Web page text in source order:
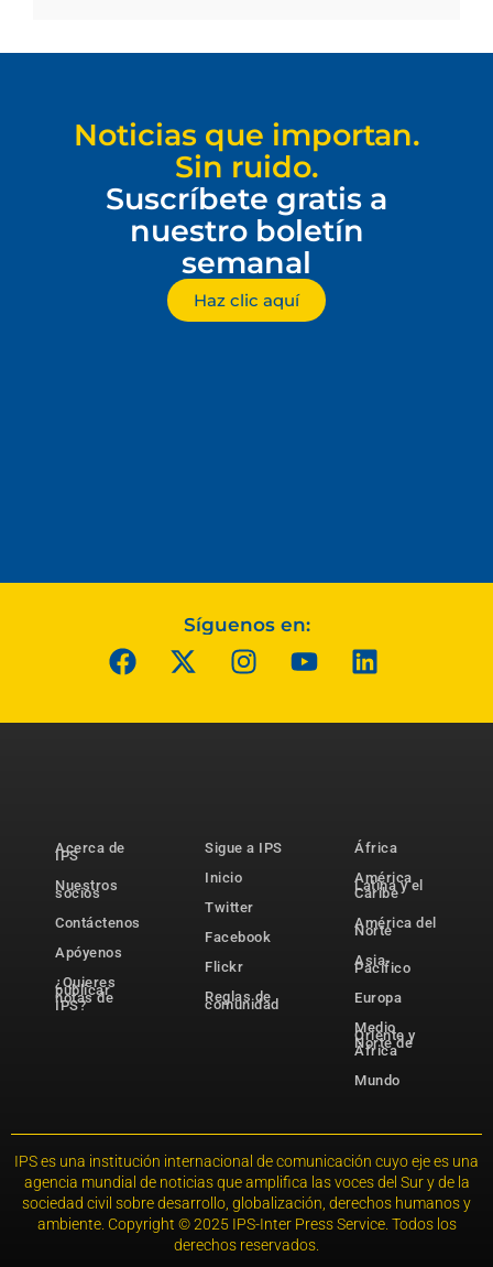
Noticias que importan.
Sin ruido.
Suscríbete gratis a
nuestro boletín
semanal
Haz clic aquí
Síguenos en:
Acerca de
IPS
Nuestros
socios
Contáctenos
Apóyenos
¿Quieres
publicar
notas de
IPS?
Sigue a IPS
Inicio
Twitter
Facebook
Flickr
Reglas de
comunidad
África
América
Latina y el
Caribe
América del
Norte
Asia-
Pacífico
Europa
Medio
Oriente y
Norte de
África
Mundo
IPS es una institución internacional de comunicación cuyo eje es una
agencia mundial de noticias que amplifica las voces del Sur y de la
sociedad civil sobre desarrollo, globalización, derechos humanos y
ambiente. Copyright © 2025 IPS-Inter Press Service. Todos los
derechos reservados.